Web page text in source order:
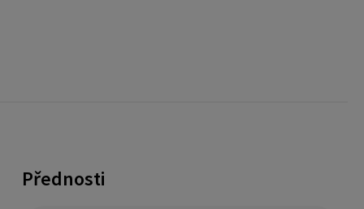
Přednosti